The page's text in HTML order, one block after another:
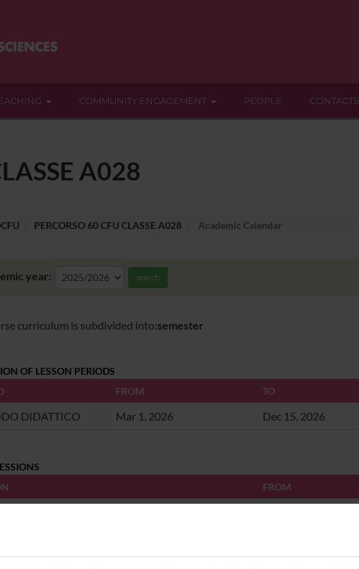
COMMUNITY ENGAGEMENT PEOPLE CONTACTS
A028
PERCORSO 60 CFU CLASSE A028 Academic Calendar
year: search
curriculum is subdivided into:semester
OF LESSON PERIODS
FROM TO
DIDATTICO Mar 1, 2026 Dec 15, 2026
FROM
FROM